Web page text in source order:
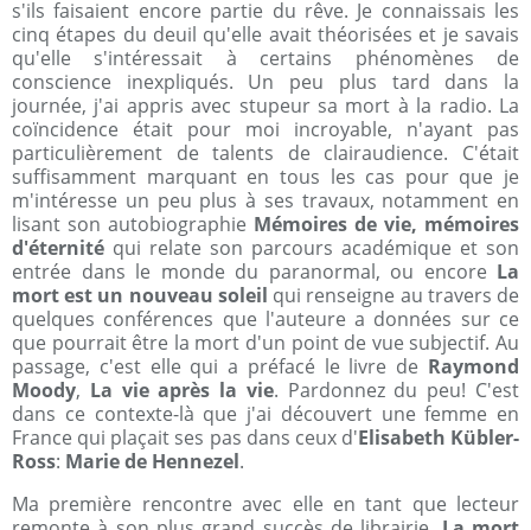
s'ils faisaient encore partie du rêve. Je connaissais les
cinq étapes du deuil qu'elle avait théorisées et je savais
qu'elle s'intéressait à certains phénomènes de
conscience inexpliqués. Un peu plus tard dans la
journée, j'ai appris avec stupeur sa mort à la radio. La
coïncidence était pour moi incroyable, n'ayant pas
particulièrement de talents de clairaudience. C'était
suffisamment marquant en tous les cas pour que je
m'intéresse un peu plus à ses travaux, notamment en
lisant son autobiographie Mémoires de vie, mémoires
d'éternité qui relate son parcours académique et son
entrée dans le monde du paranormal, ou encore La
mort est un nouveau soleil qui renseigne au travers de
quelques conférences que l'auteure a données sur ce
que pourrait être la mort d'un point de vue subjectif. Au
passage, c'est elle qui a préfacé le livre de Raymond
Moody, La vie après la vie. Pardonnez du peu! C'est
dans ce contexte-là que j'ai découvert une femme en
France qui plaçait ses pas dans ceux d'Elisabeth Kübler-
Ross: Marie de Hennezel.
Ma première rencontre avec elle en tant que lecteur